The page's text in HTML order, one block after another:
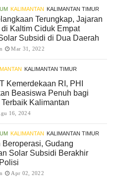
KALIMANTAN KALIMANTAN TIMUR
Terungkap, Jajaran
Kaltim Ciduk Empat
Subsidi di Dua Daerah
Mar 31, 2022
KALIMANTAN TIMUR
Kemerdekaan RI, PHI
Beasiswa Penuh bagi
Kalimantan
16, 2024
KALIMANTAN KALIMANTAN TIMUR
Beroperasi, Gudang
Solar Subsidi Berakhir
Apr 02, 2022